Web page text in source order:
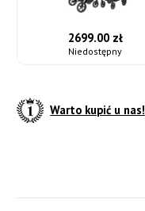
2699.00 zł
Niedostępny
Warto kupić u nas!